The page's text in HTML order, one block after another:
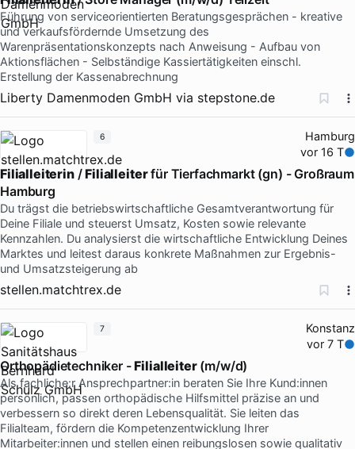
Führung von serviceorientierten Beratungsgesprächen - kreative
und verkaufsfördernde Umsetzung des
Warenpräsentationskonzepts nach Anweisung - Aufbau von
Aktionsflächen - Selbständige Kassiertätigkeiten einschl.
Erstellung der Kassenabrechnung
Liberty Damenmoden GmbH via stepstone.de
Hamburg
vor 16 T
Filialleiterin/Filialleiterfür Tierfachmarkt (gn) - Großraum
Hamburg
Du trägst die betriebswirtschaftliche Gesamtverantwortung für
Deine Filiale und steuerst Umsatz, Kosten sowie relevante
Kennzahlen. Du analysierst die wirtschaftliche Entwicklung Deines
Marktes und leitest daraus konkrete Maßnahmen zur Ergebnis-
und Umsatzsteigerung ab
stellen.matchtrex.de
6
Konstanz
vor 7 T
Orthopädietechniker -Filialleiter(m/w/d)
Als fachliche:r Ansprechpartner:in beraten Sie Ihre Kund:innen
persönlich, passen orthopädische Hilfsmittel präzise an und
verbessern so direkt deren Lebensqualität. Sie leiten das
Filialteam, fördern die Kompetenzentwicklung Ihrer
Mitarbeiter:innen und stellen einen reibungslosen sowie qualitativ
7